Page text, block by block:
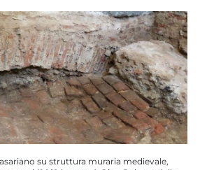
su struttura muraria medievale,